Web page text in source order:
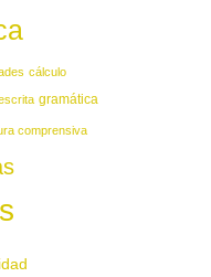
cálculo
gramática
comprensiva